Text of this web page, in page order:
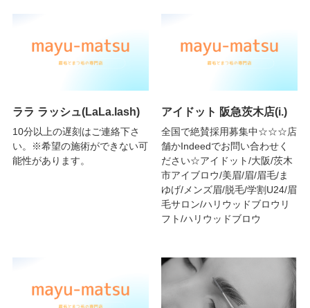
ララ ラッシュ(LaLa.lash)
10分以上の遅刻はご連絡下さ
い。※希望の施術ができない可
能性があります。
アイドット 阪急茨木店(i.)
全国で絶賛採用募集中☆☆☆店
舗かIndeedでお問い合わせく
ださい☆アイドット/大阪/茨木
市アイブロウ/美眉/眉/眉毛/ま
ゆげ/メンズ眉/脱毛/学割U24/眉
毛サロン/ハリウッドブロウリ
フト/ハリウッドブロウ